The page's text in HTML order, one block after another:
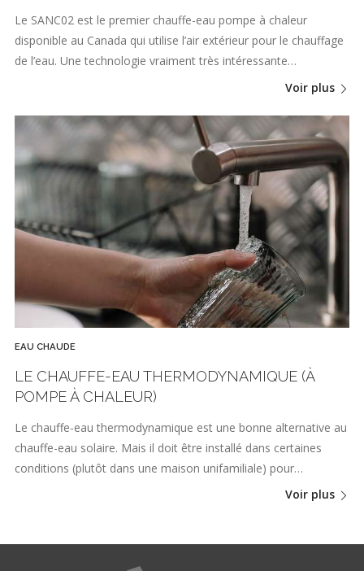
Le SANC02 est le premier chauffe-eau pompe à chaleur
disponible au Canada qui utilise l’air extérieur pour le chauffage
de l’eau. Une technologie vraiment très intéressante…
Voir plus
EAU CHAUDE
LE CHAUFFE-EAU THERMODYNAMIQUE (À
POMPE À CHALEUR)
Le chauffe-eau thermodynamique est une bonne alternative au
chauffe-eau solaire. Mais il doit être installé dans certaines
conditions (plutôt dans une maison unifamiliale) pour…
Voir plus